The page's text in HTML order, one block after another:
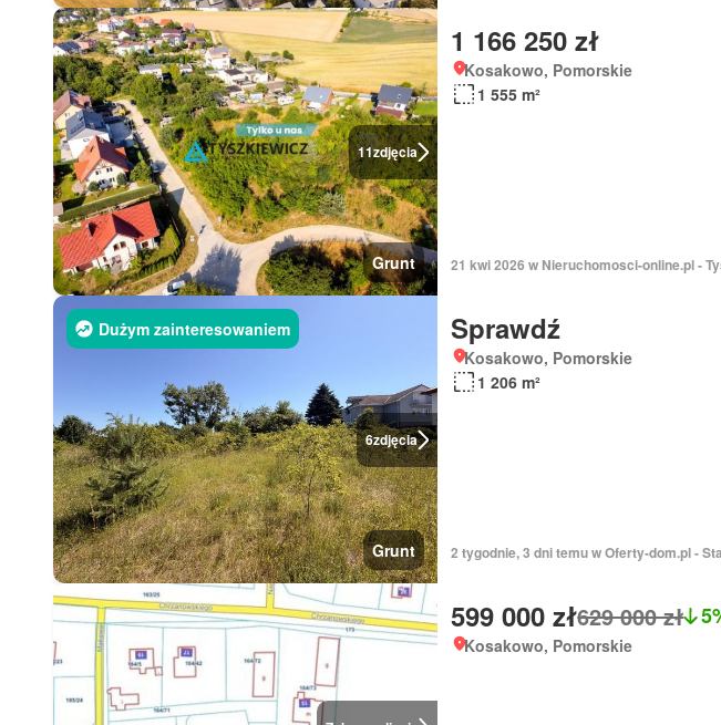
11zdjęcia
Grunt
1 166 250 zł
Kosakowo, Pomorskie
1 555 m²
21 kwi 2026 w Nieruchomosci-online.pl -
6zdjęcia
Dużym zainteresowaniem
Grunt
Sprawdź
Kosakowo, Pomorskie
1 206 m²
2 tygodnie, 3 dni temu w Oferty-dom.pl -
599 000 zł629 000 zł
Kosakowo, Pomorskie